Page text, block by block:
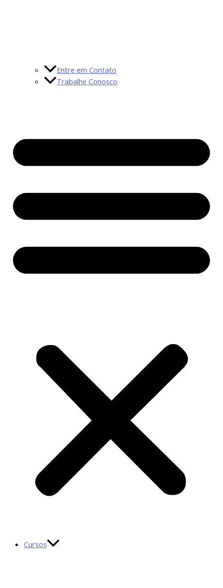
Entre em Contato
Trabalhe Conosco
Cursos